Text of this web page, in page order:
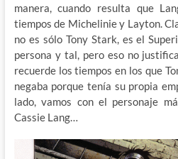
manera, cuando resulta que
tiempos de Michelinie y Layton.
no es sólo Tony Stark, es el
persona y tal, pero eso no
recuerde los tiempos en los que
negaba porque tenía su propia
lado, vamos con el personaje
Cassie Lang…